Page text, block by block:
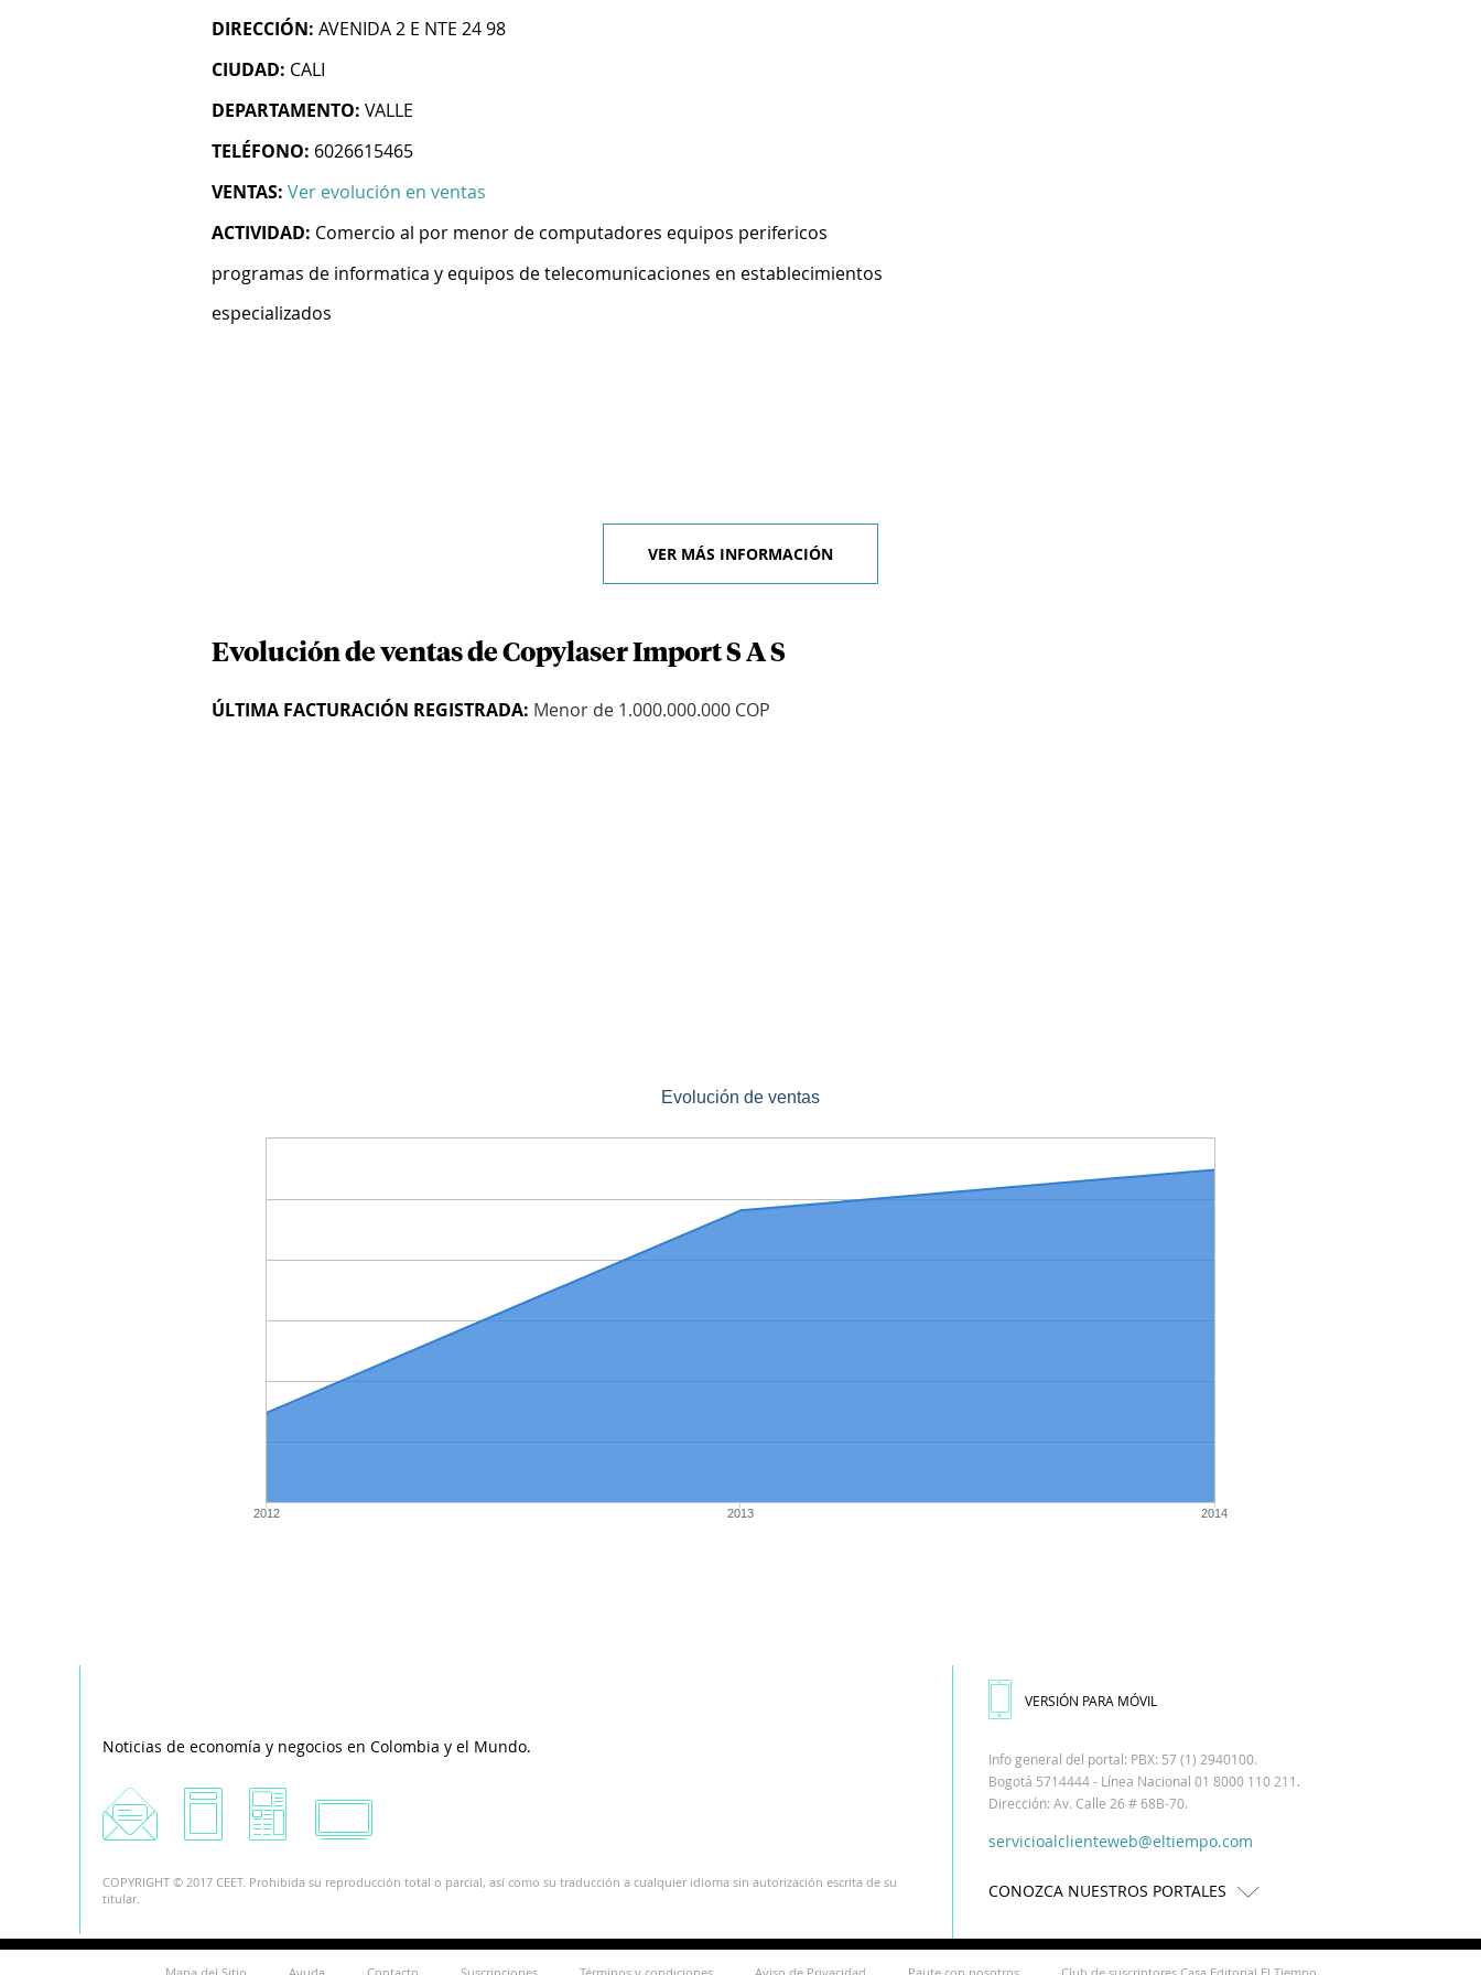
DIRECCIÓN: AVENIDA 2 E NTE 24 98
CIUDAD: CALI
DEPARTAMENTO: VALLE
TELÉFONO: 6026615465
VENTAS: Ver evolución en ventas
ACTIVIDAD: Comercio al por menor de computadores equipos perifericos
programas de informatica y equipos de telecomunicaciones en establecimientos
especializados
VER MÁS INFORMACIÓN
Evolución de ventas de Copylaser Import S A S
ÚLTIMA FACTURACIÓN REGISTRADA: Menor de 1.000.000.000 COP
Evolución de ventas
2012 2013 2014
Noticias de economía y negocios en Colombia y el Mundo.
COPYRIGHT © 2017 CEET. Prohibida su reproducción total o parcial, así como su traducción a cualquier idioma sin autorización escrita de su
titular.
VERSIÓN PARA MÓVIL
Info general del portal: PBX: 57 (1) 2940100.
Bogotá 5714444 - Línea Nacional 01 8000 110 211.
Dirección: Av. Calle 26 # 68B-70.
servicioalclienteweb@eltiempo.com
CONOZCA NUESTROS PORTALES